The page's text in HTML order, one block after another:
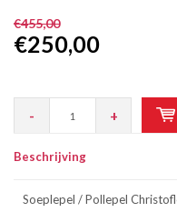
€455,00
€250,00
- +
Beschrijving
Soeplepel / Pollepel